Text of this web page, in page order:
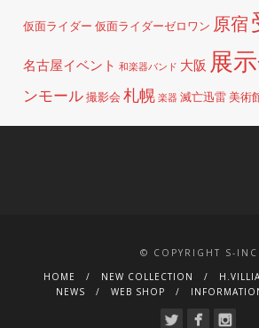
仮面ライダー 仮面ライダーゼロワン 原宿
名古屋イベント 和楽器バンド 大阪 展
ンモール撮影会 札幌 楽器 滅亡迅雷美術
© COPYRIGHT S-INC
HOME
NEW COLLECTION
NEWS
WEB SHOP